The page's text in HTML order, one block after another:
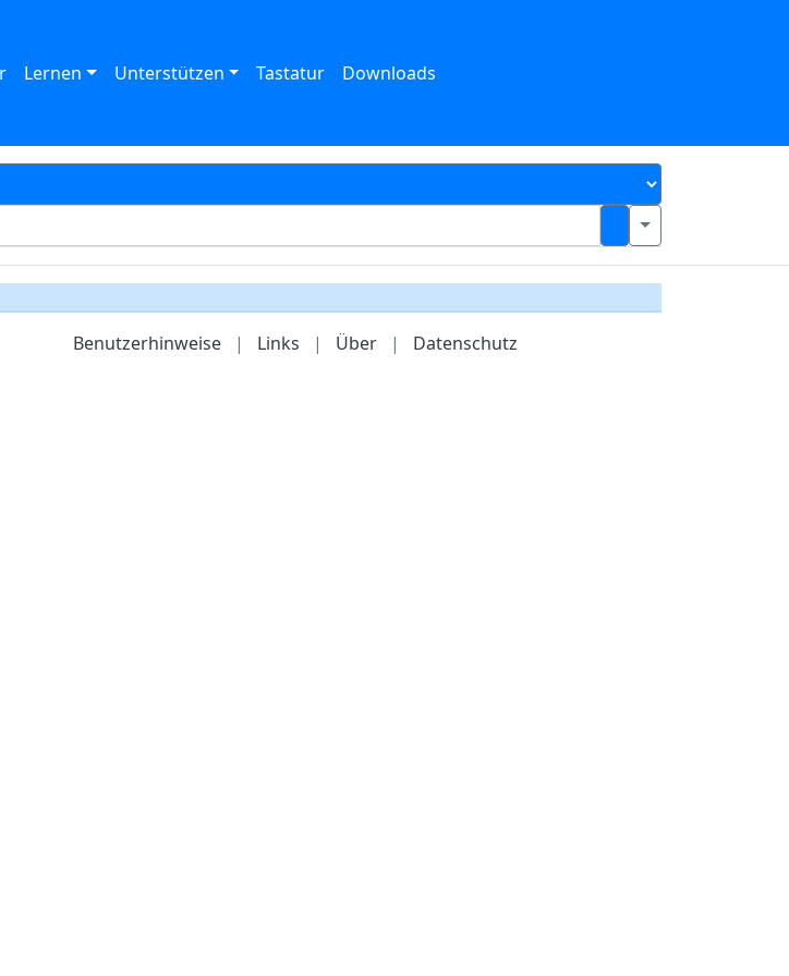
Lernen Unterstützen Tastatur Downloads
Benutzerhinweise | Links | Über | Datenschutz